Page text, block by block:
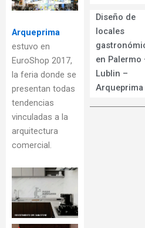
Arqueprima
estuvo en
EuroShop 2017,
la feria donde se
presentan todas
tendencias
vinculadas a la
arquitectura
comercial.
Diseño de
locales
en Palermo
Lublin –
Arqueprima